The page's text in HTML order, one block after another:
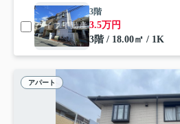
3階
3.5万円
3階 / 18.00㎡ / 1K
アパート